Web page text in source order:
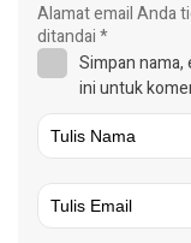
Alamat email Anda
ditandai*
Simpan nama,
ini untuk